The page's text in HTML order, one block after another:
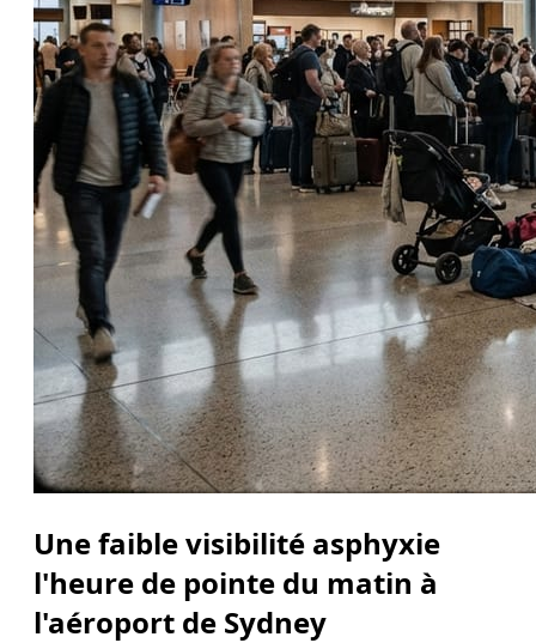
Une faible visibilité asphyxie
l'heure de pointe du matin à
l'aéroport de Sydney